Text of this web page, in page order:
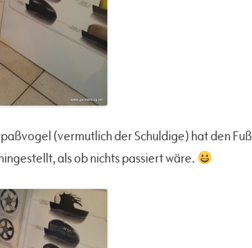
(vermutlich der Schuldige) hat den Fuß
als ob nichts passiert wäre.